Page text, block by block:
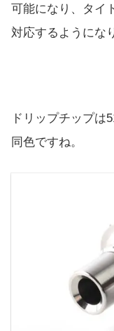
可能になり、タイ
対応するようにな
ドリップチップは
同色ですね。